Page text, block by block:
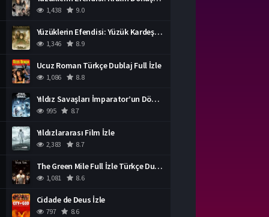
1,438 9.0
Yüzüklerin Efendisi: Yüzük Kardeşliği Türkçe Dublaj İzle
1,346 8.9
Ucuz Roman Türkçe Dublaj Full İzle
1,086 8.8
Yıldız Savaşları İmparator’un Dönüşü Türkçe Dublaj İzle
995 8.7
Yıldızlararası Film İzle
2,383 8.7
The Green Mile Full İzle Türkçe Dublaj
1,081 8.6
Cidade de Deus İzle
797 8.6